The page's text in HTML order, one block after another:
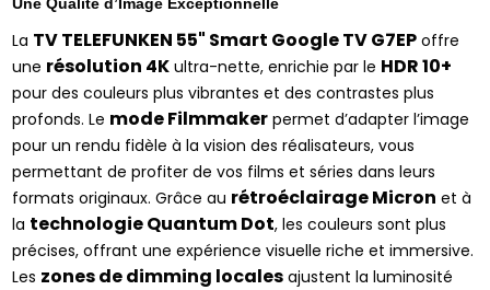
La TV TELEFUNKEN 55" Smart Google TV G7EP offre
une résolution 4K ultra-nette, enrichie par le HDR 10+
pour des couleurs plus vibrantes et des contrastes plus
profonds. Le mode Filmmaker permet d’adapter l’image
pour un rendu fidèle à la vision des réalisateurs, vous
permettant de profiter de vos films et séries dans leurs
formats originaux. Grâce au rétroéclairage Micron et à
la technologie Quantum Dot, les couleurs sont plus
précises, offrant une expérience visuelle riche et immersive.
Les zones de dimming locales ajustent la luminosité